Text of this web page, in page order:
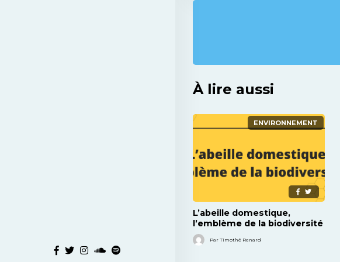
À lire aussi
ENVIRONNEMENT
L’abeille domestique,
l’emblème de la biodiversité
?
Par Timothé Renard